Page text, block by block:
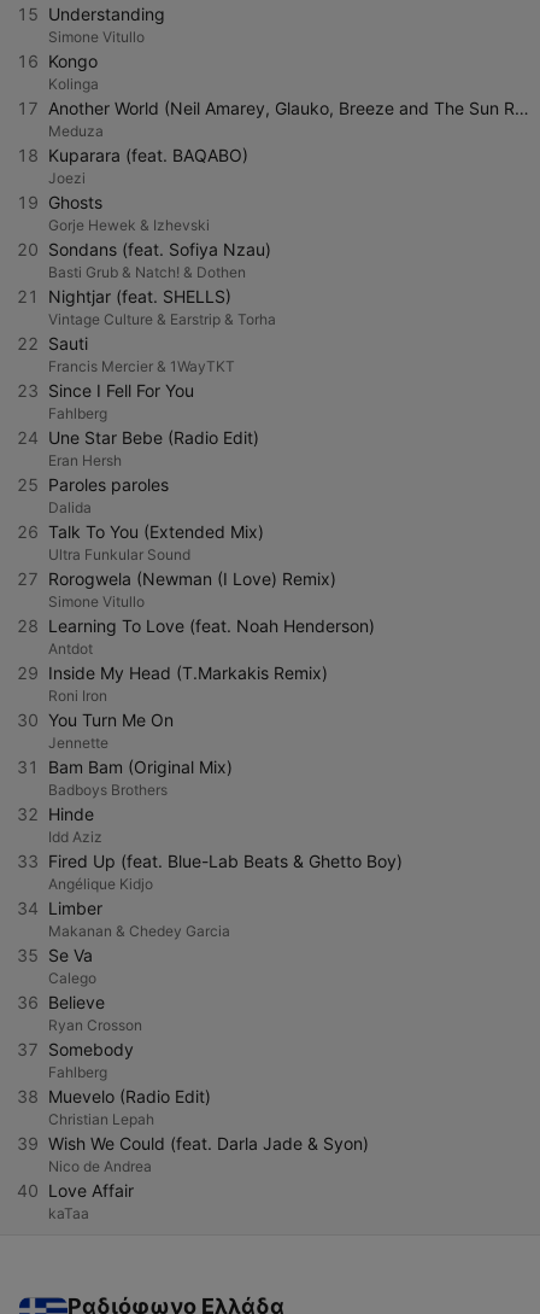
15 Understanding
Simone Vitullo
16 Kongo
Kolinga
17 Another World (Neil Amarey, Glauko, Breeze and The Sun Remix)
Meduza
18 Kuparara (feat. BAQABO)
Joezi
19 Ghosts
Gorje Hewek & Izhevski
20 Sondans (feat. Sofiya Nzau)
Basti Grub & Natch! & Dothen
21 Nightjar (feat. SHELLS)
Vintage Culture & Earstrip & Torha
22 Sauti
Francis Mercier & 1WayTKT
23 Since I Fell For You
Fahlberg
24 Une Star Bebe (Radio Edit)
Eran Hersh
25 Paroles paroles
Dalida
26 Talk To You (Extended Mix)
Ultra Funkular Sound
27 Rorogwela (Newman (I Love) Remix)
Simone Vitullo
28 Learning To Love (feat. Noah Henderson)
Antdot
29 Inside My Head (T.Markakis Remix)
Roni Iron
30 You Turn Me On
Jennette
31 Bam Bam (Original Mix)
Badboys Brothers
32 Hinde
Idd Aziz
33 Fired Up (feat. Blue-Lab Beats & Ghetto Boy)
Angélique Kidjo
34 Limber
Makanan & Chedey Garcia
35 Se Va
Calego
36 Believe
Ryan Crosson
37 Somebody
Fahlberg
38 Muevelo (Radio Edit)
Christian Lepah
39 Wish We Could (feat. Darla Jade & Syon)
Nico de Andrea
40 Love Affair
kaTaa
Ραδιόφωνο Ελλάδα